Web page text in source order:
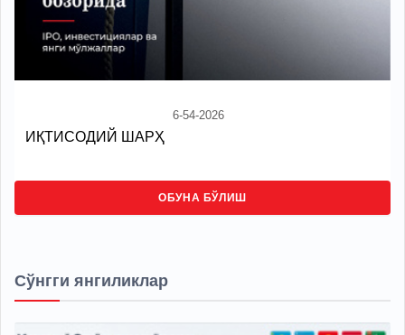
6-54-2026
ИҚТИСОДИЙ ШАРҲ
ОБУНА БЎЛИШ
Сўнгги янгиликлар